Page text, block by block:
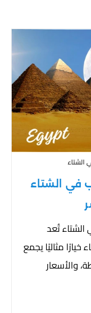
الشتاء
في الشتاء
تُعد
مثاليًا يجمع
والأسعار